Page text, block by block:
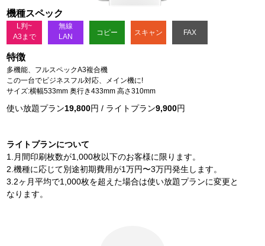
機種スペック
L判~
A3まで
無線
LAN
コピー スキャン FAX
特徴
多機能、フルスペックA3複合機
この一台でビジネスフル対応、メイン機に!
サイズ:横幅533mm 奥行き433mm 高さ310mm
使い放題プラン19,800円 / ライトプラン9,900円
ライトプランについて
1.月間印刷枚数が1,000枚以下のお客様に限ります。
2.機種に応じて別途初期費用が1万円〜3万円発生します。
3.2ヶ月平均で1,000枚を超えた場合は使い放題プランに変更と
なります。